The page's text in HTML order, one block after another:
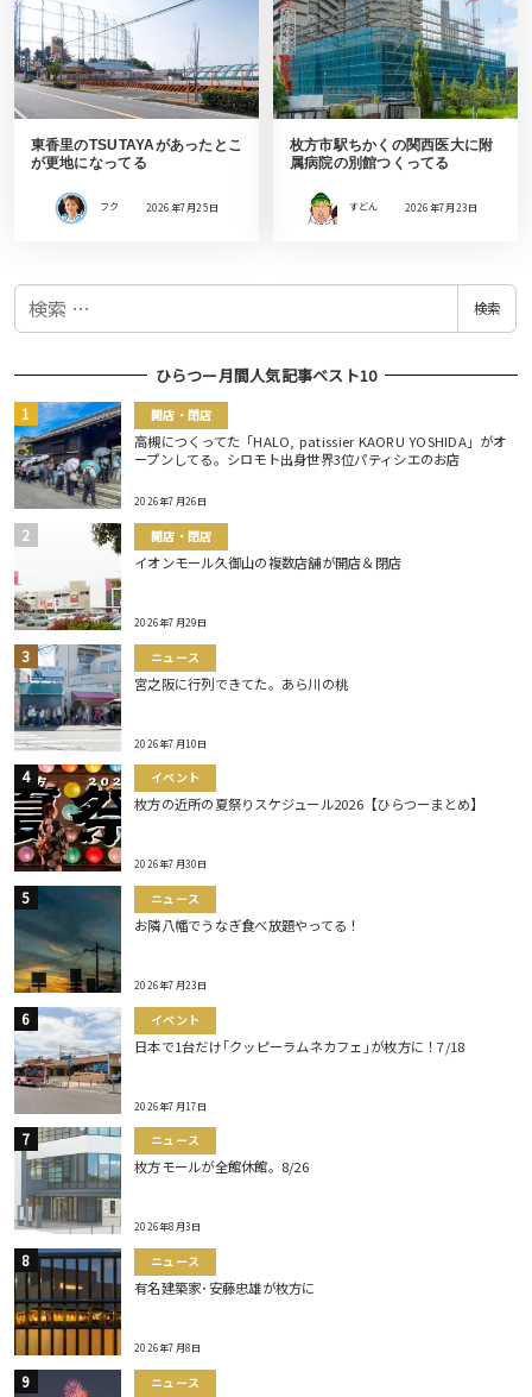
東香里のTSUTAYAがあったとこ
が更地になってる
フク 2026年7月25日
枚方市駅ちかくの関西医大に附
属病院の別館つくってる
すどん 2026年7月23日
検
検索
ひらつー月間人気記事ベスト10
開店・閉店
高槻につくってた「HALO, patissier KAORU YOSHIDA」がオ
ープンしてる。シロモト出身世界3位パティシエのお店
2026年7月26日
開店・閉店
イオンモール久御山の複数店舗が開店＆閉店
2026年7月29日
ニュース
宮之阪に行列できてた。あら川の桃
2026年7月10日
イベント
枚方の近所の夏祭りスケジュール2026【ひらつーまとめ】
2026年7月30日
ニュース
お隣八幡でうなぎ食べ放題やってる！
2026年7月23日
イベント
日本で1台だけ｢クッピーラムネカフェ｣が枚方に！7/18
2026年7月17日
ニュース
枚方モールが全館休館。8/26
2026年8月3日
ニュース
有名建築家･安藤忠雄が枚方に
2026年7月8日
ニュース